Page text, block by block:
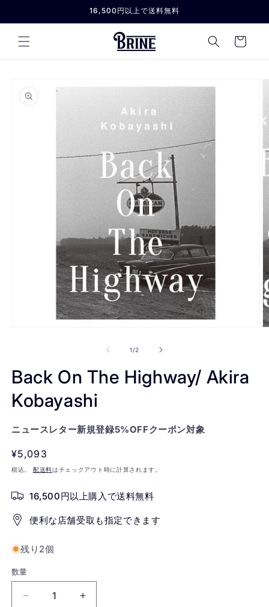
進む
16,500円以上で送料無料
カ
ー
報にス
キップ
で
メ
デ
ィ
(1)
開
く
1/の
2
Back On The Highway/ Akira
Kobayashi
ニュースレター新規登録5%OFFクーポン対象
通
常
格
¥5,093
税込。 配送料はチェックアウト時に計算されます。
16,500円以上購入で送料無料
便利な店舗受取も指定できます
残り2個
数量
Back